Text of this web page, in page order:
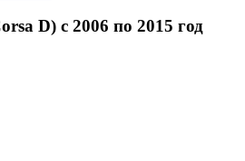
D) с 2006 по 2015 год